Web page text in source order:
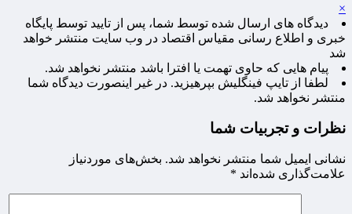
×
دیدگاه های ارسال شده توسط شما، پس از تایید توسط پایگاه
خبری و اطلاع رسانی مقیاس اقتصاد در وب سایت منتشر خواهد
شد
پیام هایی که حاوی تهمت یا افترا باشد منتشر نخواهد شد.
لطفا از تایپ فینگلیش بپرهیزید. در غیر اینصورت دیدگاه شما
منتشر نخواهد شد.
نظرات و تجربیات شما
نشانی ایمیل شما منتشر نخواهد شد. بخش‌های موردنیاز
علامت‌گذاری شده‌اند *